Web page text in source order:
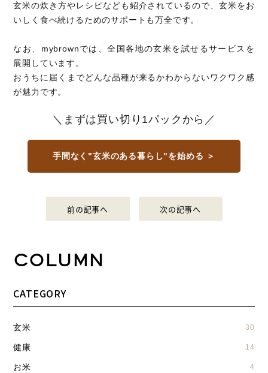
玄米の炊き方やレシピなども紹介されているので、玄米をお
いしく食べ続けるためのサポートも万全です。
なお、mybrownでは、全国各地の玄米を試せるサービスを
展開しています。
おうちに届くまでどんな品種が来るかわからないワクワク感
が魅力です。
＼まずは買い切り1パックから／
手間なく"玄米のある暮らし"を始める ＞
前の記事へ 次の記事へ
COLUMN
CATEGORY
玄米 30
健康 14
お米 4